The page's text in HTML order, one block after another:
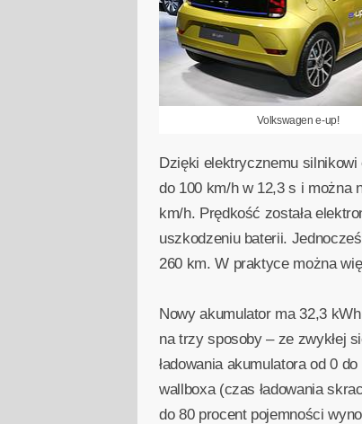
Volkswagen e-up!
Dzięki elektrycznemu
do 100 km/h w 12,3 s i można
km/h. Prędkość została
uszkodzeniu baterii.
260 km. W praktyce można
Nowy akumulator ma 32,3
na trzy sposoby – ze zwykłej
ładowania akumulatora od 0
wallboxa (czas ładowania
do 80 procent pojemności